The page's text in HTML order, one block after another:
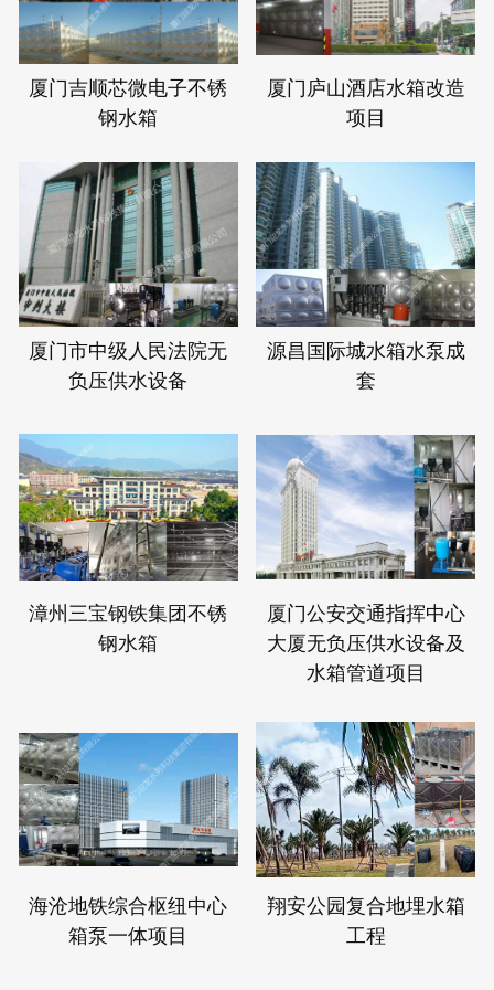
厦门吉顺芯微电子不锈
钢水箱
厦门庐山酒店水箱改造
项目
厦门市中级人民法院无
负压供水设备
源昌国际城水箱水泵成
套
漳州三宝钢铁集团不锈
钢水箱
厦门公安交通指挥中心
大厦无负压供水设备及
水箱管道项目
海沧地铁综合枢纽中心
箱泵一体项目
翔安公园复合地埋水箱
工程